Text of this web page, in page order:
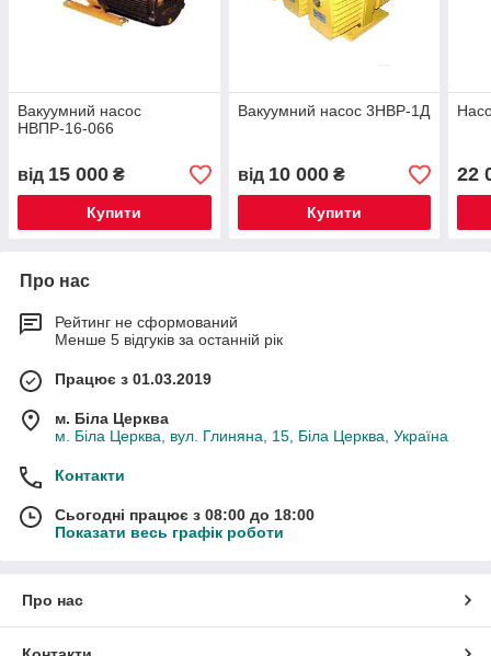
Вакуумний насос
НВПР-16-066
від 15 000 ₴
Купити
Вакуумний насос 3НВР-1Д
від 10 000₴
Купити
22
Про нас
Рейтинг не сформований
Менше 5 відгуків за останній рік
Працює з 01.03.2019
м. Біла Церква
м. Біла Церква, вул. Глиняна, 15, Біла Церква, Україна
Контакти
Сьогодні працює з 08:00 до 18:00
Показати весь графік роботи
Про нас